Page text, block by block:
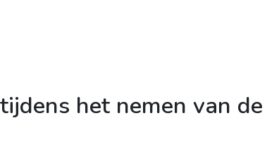
het nemen van de